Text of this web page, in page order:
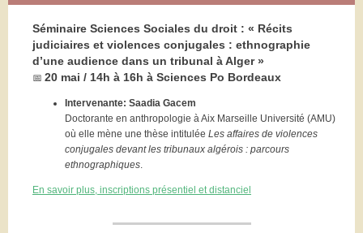
Séminaire Sciences Sociales du droit : « Récits
judiciaires et violences conjugales : ethnographie
d’une audience dans un tribunal à Alger »
📅 20 mai / 14h à 16h à Sciences Po Bordeaux
Intervenante: Saadia Gacem
Doctorante en anthropologie à Aix Marseille Université (AMU)
où elle mène une thèse intitulée Les affaires de violences
conjugales devant les tribunaux algérois : parcours
ethnographiques.
En savoir plus, inscriptions présentiel et distanciel